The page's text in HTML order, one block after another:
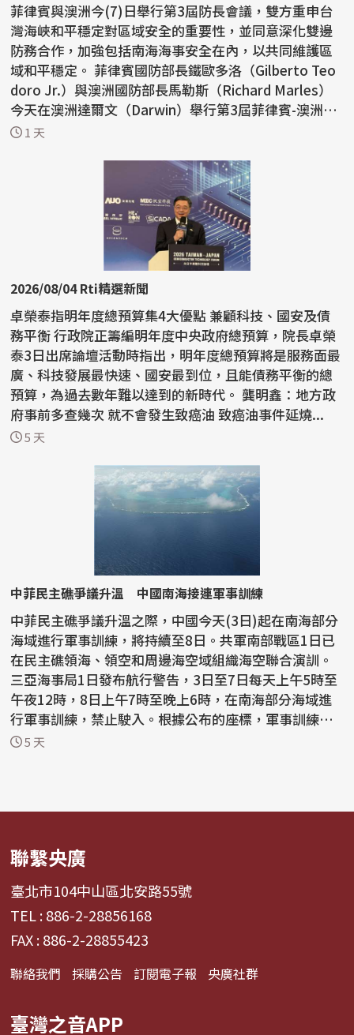
菲律賓與澳洲今(7)日舉行第3屆防長會議，雙方重申台
灣海峽和平穩定對區域安全的重要性，並同意深化雙邊
防務合作，加強包括南海海事安全在內，以共同維護區
域和平穩定。 菲律賓國防部長鐵歐多洛（Gilberto Teo
doro Jr.）與澳洲國防部長馬勒斯（Richard Marles）
今天在澳洲達爾文（Darwin）舉行第3屆菲律賓-澳洲國
防部長...
1 天
2026/08/04 Rti精選新聞
卓榮泰指明年度總預算集4大優點 兼顧科技、國安及債
務平衡 行政院正籌編明年度中央政府總預算，院長卓榮
泰3日出席論壇活動時指出，明年度總預算將是服務面最
廣、科技發展最快速、國安最到位，且能債務平衡的總
預算，為過去數年難以達到的新時代。 龔明鑫：地方政
府事前多查幾次 就不會發生致癌油 致癌油事件延燒...
5 天
中菲民主礁爭議升溫 中國南海接連軍事訓練
中菲民主礁爭議升溫之際，中國今天(3日)起在南海部分
海域進行軍事訓練，將持續至8日。共軍南部戰區1日已
在民主礁領海、領空和周邊海空域組織海空聯合演訓。
三亞海事局1日發布航行警告，3日至7日每天上午5時至
午夜12時，8日上午7時至晚上6時，在南海部分海域進
行軍事訓練，禁止駛入。根據公布的座標，軍事訓練區
域...5 天
聯繫央廣
臺北市104中山區北安路55號
TEL : 886-2-28856168
FAX : 886-2-28855423
聯絡我們 採購公告 訂閱電子報 央廣社群
臺灣之音APP